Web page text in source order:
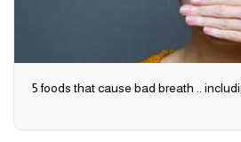
5 foods that cause bad breath ..